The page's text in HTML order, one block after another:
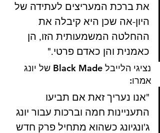
את ברכת המעריצים לעתידה של
היון-אה שכן היא קיבלה את
ההחלטה המשמעותית הזו, הן
כאמנית והן כאדם פרטי."
נציגי הלייבל Black Made של יונג
אמרו:
"אנו נעריך זאת אם תביעו
התעניינות חמה וברכות עבור יונג
ג'ונגיונג כשהוא מתחיל פרק חדש